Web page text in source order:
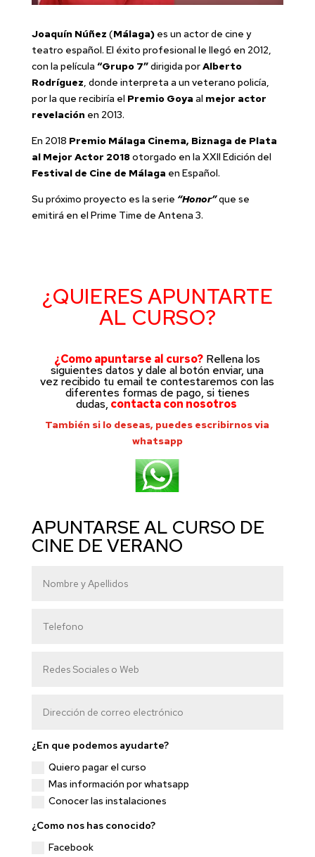
Joaquín Núñez (Málaga)es un actor de cine y
teatro español. El éxito profesional le llegó en 2012,
con la película “Grupo 7”dirigida porAlberto
Rodríguez, donde interpreta a un veterano policía,
por la que recibiría el Premio Goya al mejor actor
revelación en 2013.
En 2018 Premio Málaga Cinema, Biznaga de Plata
al Mejor Actor 2018otorgado en la XXII Edición del
Festival de Cine de Málaga en Español.
Su próximo proyecto es la serie “Honor”que se
emitirá en el Prime Time de Antena 3.
¿QUIERES APUNTARTE
AL CURSO?
¿Como apuntarse al curso? Rellena los
siguientes datos y dale al botón enviar, una
vez recibido tu email te contestaremos con las
diferentes formas de pago, si tienes
dudas, contacta con nosotros
También si lo deseas, puedes escribirnos via
whatsapp
APUNTARSE AL CURSO DE
CINE DE VERANO
¿En que podemos ayudarte?
Quiero pagar el curso
Mas información por whatsapp
Conocer las instalaciones
¿Como nos has conocido?
Facebook